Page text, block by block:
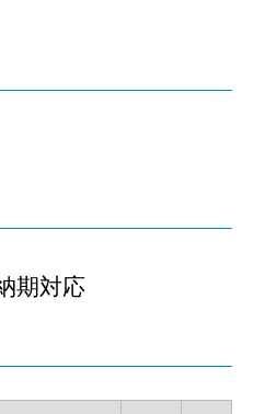
期対応